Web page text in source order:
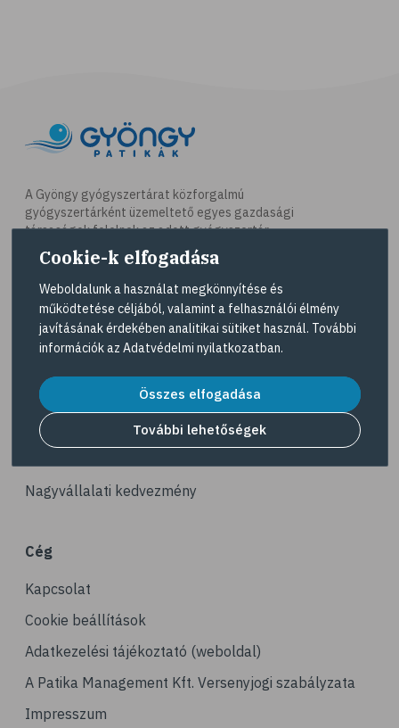
# gyömbér
# kurkuma
# szerecsendió
# gyógynövények
# magas vérnyomás
# szív- és érrendszer
# vérnyomás
# recept
# kávé
# gasztronómia
# megfázás
# influenza
# orrfolyás
# C-vitamin
# immunrendszer
A Gyöngy gyógyszertárat közforgalmú
gyógyszertárként üzemeltető egyes gazdasági
társaságok felelnek az adott gyógyszertár
működésért. A Gyöngy gyógyszertárak listáját és
elérhetőségeit a Gyógyszertár kereső
tekintheti meg.
Navigáció
Dermokozmetikumok
Gyöngy Patika Magazin
Nagyvállalati kedvezmény
Cég
Kapcsolat
Cookie beállítások
Adatkezelési tájékoztató (weboldal)
A Patika Management Kft. Versenyjogi szabályzata
Impresszum
Cookie-k elfogadása
Weboldalunk a használat megkönnyítése és
működtetése céljából, valamint a felhasználói élmény
javításának érdekében analitikai sütiket használ. További
információk az Adatvédelmi nyilatkozatban.
Összes elfogadása
További lehetőségek